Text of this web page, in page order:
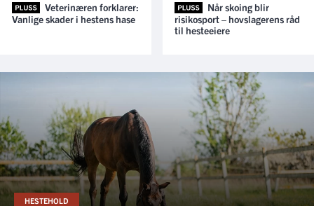
Veterinæren forklarer:
Vanlige skader i hestens hase
Når skoing blir
risikosport – hovslagerens råd
til hesteeiere
HESTEHOLD